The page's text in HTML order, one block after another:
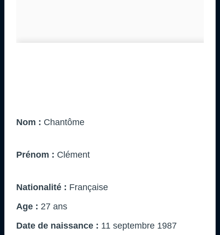
Nom : Chantôme
Prénom : Clément
Nationalité : Française
Age : 27 ans
Date de naissance : 11 septembre 1987